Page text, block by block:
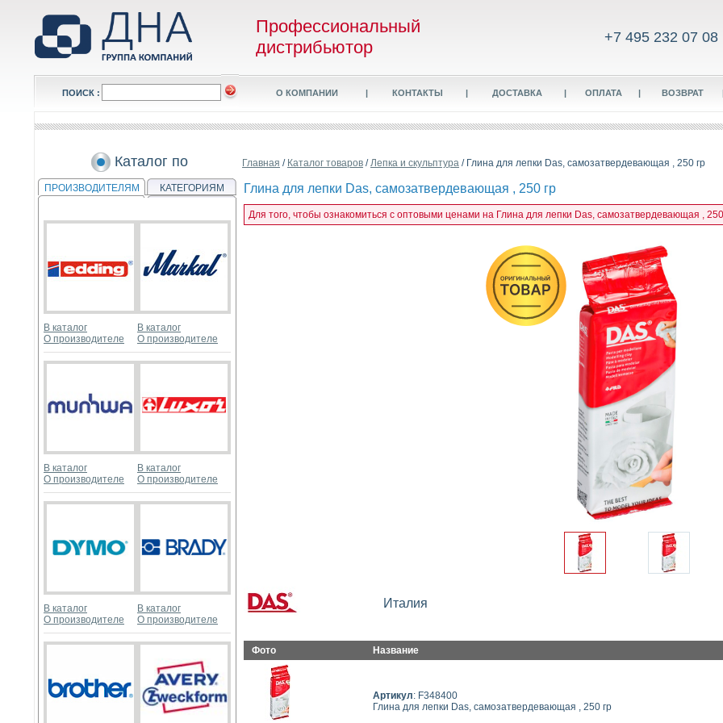
Профессиональный
дистрибьютор
+7 495 232 07 08
ПОИСК : О КОМПАНИИ | КОНТАКТЫ | ДОСТАВКА | ОПЛАТА | ВОЗВРАТ
Каталог по
ПРОИЗВОДИТЕЛЯМ КАТЕГОРИЯМ
В каталог
О производителе
В каталог
О производителе
В каталог
О производителе
В каталог
О производителе
В каталог
О производителе
В каталог
О производителе
Главная / Каталог товаров /Лепка и скульптура / Глина для лепки Das, самозатвердевающая , 250 гр
Глина для лепки Das, самозатвердевающая , 250 гр
Для того, чтобы ознакомиться с оптовыми ценами на Глина для лепки Das, самозатвердевающая , 250
Италия
Фото Название
Артикул: F348400
Глина для лепки Das, самозатвердевающая , 250 гр